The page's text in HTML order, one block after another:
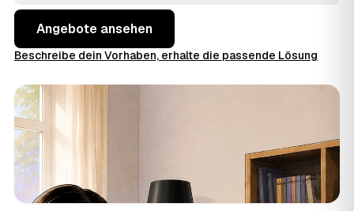
Angebote ansehen
Beschreibe dein Vorhaben, erhalte die passende Lösung